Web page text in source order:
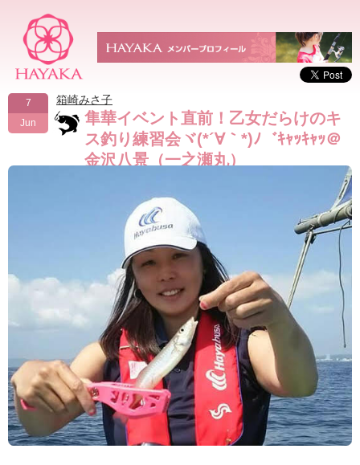
7
Jun
箱崎みさ子
隼華イベント直前！乙女だらけのキ
ス釣り練習会ヾ(*´∀｀*)ﾉ゛ｷｬｯｷｬｯ＠
金沢八景（一之瀬丸）